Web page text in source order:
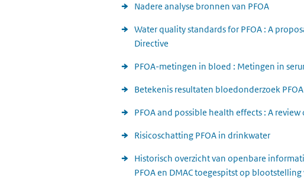
Nadere analyse bronnen van PFOA
Water quality standards for PFOA : A
Directive
PFOA-metingen in bloed : Metingen in
Betekenis resultaten bloedonderzoek
PFOA and possible health effects : A
Risicoschatting PFOA in drinkwater
Historisch overzicht van openbare
PFOA en DMAC toegespitst op